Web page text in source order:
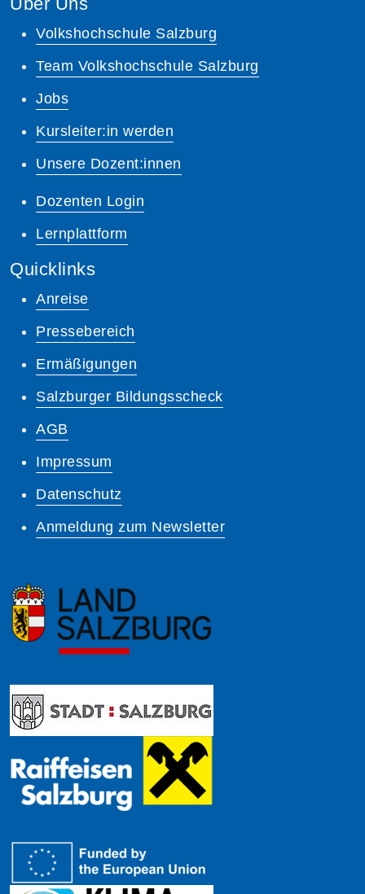
Volkshochschule Salzburg
Team Volkshochschule Salzburg
Jobs
Kursleiter:in werden
Unsere Dozent:innen
Dozenten Login
Lernplattform
Quicklinks
Anreise
Pressebereich
Ermäßigungen
Salzburger Bildungsscheck
AGB
Impressum
Datenschutz
Anmeldung zum Newsletter